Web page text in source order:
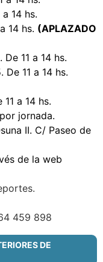
14 hs.
14 hs. (APLAZADO
11 a 14 hs.
11 a 14 hs.
a 14 hs.
jornada.
II. C/ Paseo de
de la web
459 898
DE